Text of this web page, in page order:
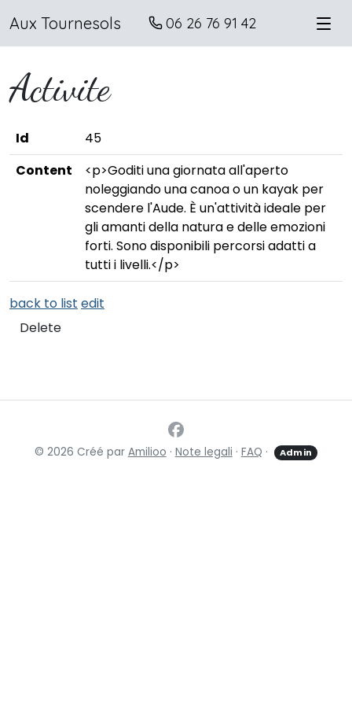
Aux Tournesols 06 26 76 91 42
Activite
Id
45
Content
<p>Goditi una giornata all'aperto
noleggiando una canoa o un kayak per
scendere l'Aude. È un'attività ideale per
gli amanti della natura e delle emozioni
forti. Sono disponibili percorsi adatti a
tutti i livelli.</p>
back to list edit
Delete
© 2026 Créé par Amilioo · Note legali · FAQ · Admin